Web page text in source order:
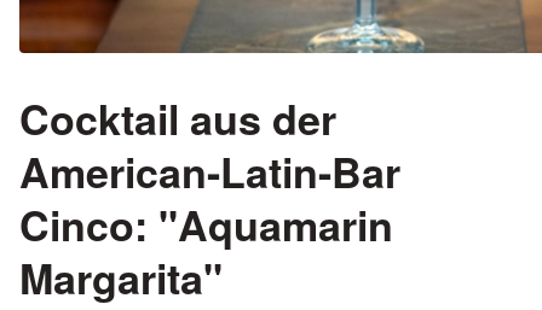
Cocktail aus der
American-Latin-Bar
Cinco: "Aquamarin
Margarita"